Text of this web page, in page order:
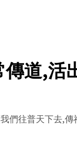
道,活
們往普天下去,